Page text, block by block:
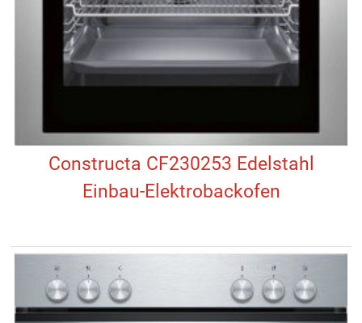
Constructa CF230253 Edelstahl
Einbau-Elektrobackofen